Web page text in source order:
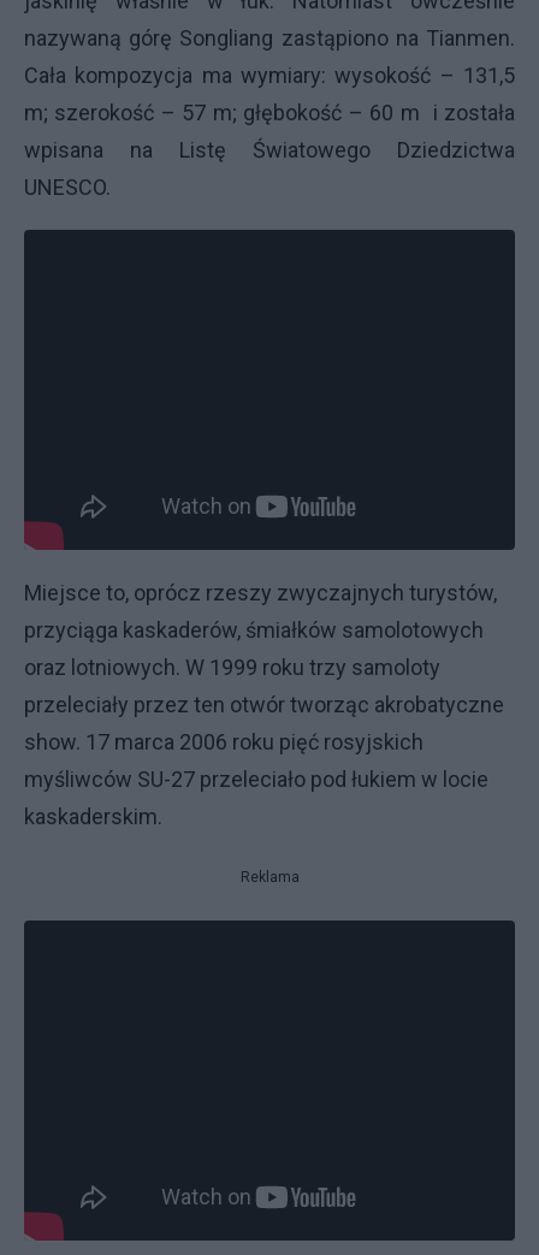
nazywaną górę Songliang zastąpiono na Tianmen.
Cała kompozycja ma wymiary: wysokość – 131,5
m; szerokość – 57 m; głębokość – 60 m i została
wpisana na Listę Światowego Dziedzictwa
UNESCO.
Miejsce to, oprócz rzeszy zwyczajnych turystów,
przyciąga kaskaderów, śmiałków samolotowych
oraz lotniowych. W 1999 roku trzy samoloty
przeleciały przez ten otwór tworząc akrobatyczne
show. 17 marca 2006 roku pięć rosyjskich
myśliwców SU-27 przeleciało pod łukiem w locie
kaskaderskim.
Reklama